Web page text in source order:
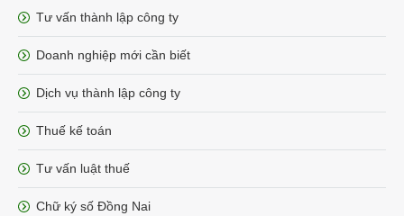
Tư vấn thành lập công ty
Doanh nghiệp mới cần biết
Dịch vụ thành lập công ty
Thuế kế toán
Tư vấn luật thuế
Chữ ký số Đồng Nai